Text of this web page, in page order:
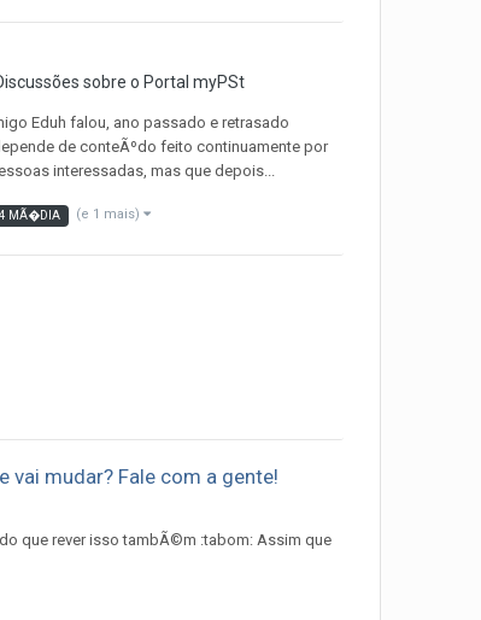
sobre o Portal myPSt
Eduh falou, ano passado e retrasado
de conteÃºdo feito continuamente por
interessadas, mas que depois...
MÃ�DIA (e 1 mais)
vai mudar? Fale com a gente!
que rever isso tambÃ©m :tabom: Assim que